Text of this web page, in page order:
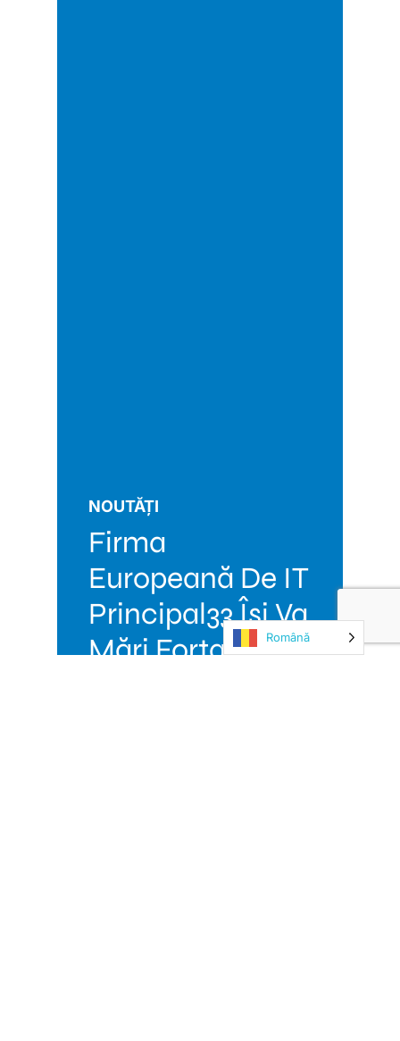
NOUTĂȚI
Firma
Europeană De IT
Principal33 Își Va
Mări Forța DeRomână